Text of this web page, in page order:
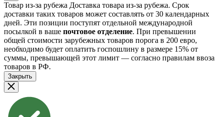
Товар из-за рубежа Доставка товара из-за рубежа. Срок
доставки таких товаров может составлять от 30 календарных
дней. Эти позиции поступят отдельной международной
посылкой в ваше почтовое отделение. При превышении
общей стоимости зарубежных товаров порога в 200 евро,
необходимо будет оплатить госпошлину в размере 15% от
суммы, превышающей этот лимит — согласно правилам ввоза
товаров в РФ.
Закрыть